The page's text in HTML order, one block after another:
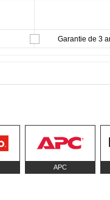
Garantie de 3
APC